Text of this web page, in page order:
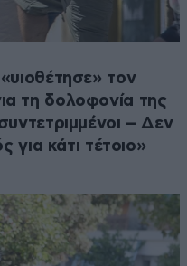
τον
τη δολοφονία της
– Δεν
για κάτι τέτοιο»